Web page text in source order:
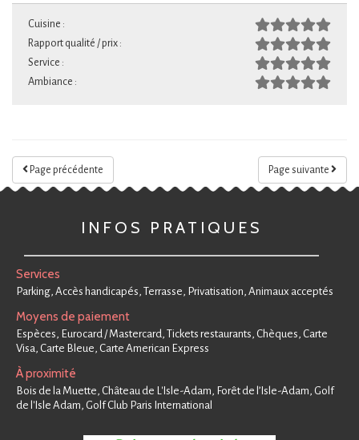
Cuisine :
Rapport qualité / prix :
Service :
Ambiance :
Page suivante
Page précédente
INFOS PRATIQUES
Services
Parking, Accès handicapés, Terrasse, Privatisation, Animaux acceptés
Moyens de paiement
Espèces, Eurocard / Mastercard, Tickets restaurants, Chèques, Carte
Visa, Carte Bleue, Carte American Express
À proximité
Bois de la Muette, Château de L'Isle-Adam, Forêt de l’Isle-Adam, Golf
de l'Isle Adam, Golf Club Paris International